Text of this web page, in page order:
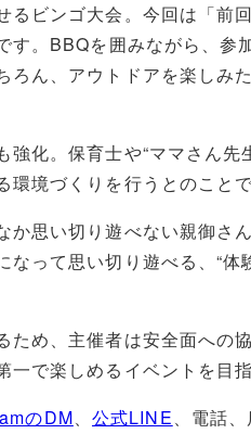
ビンゴ大会。今回は「前
す。BBQを囲みながら、参
ろん、アウトドアを楽しみ
化。保育士や“ママさん
境づくりを行うとのことで
思い切り遊べない親御さ
って思い切り遊べる、“
ため、主催者は安全面への
で楽しめるイベントを目
のDM、 公式LINE、電話